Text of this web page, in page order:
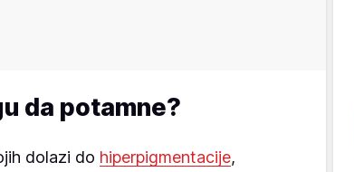
da potamne?
dolazi do hiperpigmentacije,